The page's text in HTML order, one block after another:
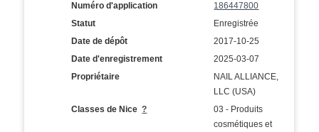
Numéro d'application
186447800
Statut
Enregistrée
Date de dépôt
2017-10-25
Date d'enregistrement
2025-03-07
Propriétaire
NAIL ALLIANCE,
LLC (USA)
Classes de Nice?
03 - Produits
cosmétiques et